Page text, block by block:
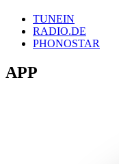
TUNEIN
RADIO.DE
PHONOSTAR
APP